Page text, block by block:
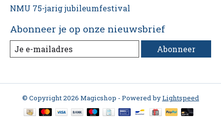
NMU 75-jarig jubileumfestival
Abonneer je op onze nieuwsbrief
Abonneer
© Copyright 2026 Magicshop - Powered byLightspeed